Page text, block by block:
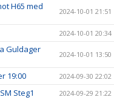
H65 med
2024-10-01 21:51
2024-10-01 20:34
Guldager
2024-10-01 13:50
19:00 2024-09-30 22:02
Steg1 2024-09-29 21:22